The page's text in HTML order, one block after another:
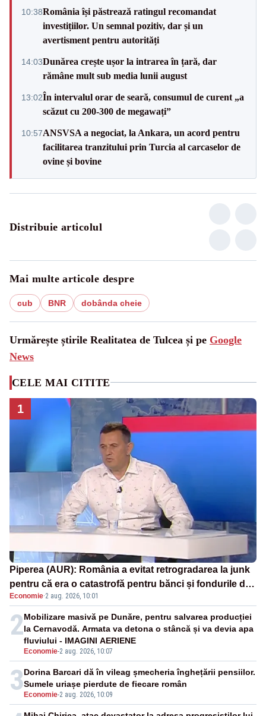
10:38România își păstrează ratingul recomandat
investițiilor. Un semnal pozitiv, dar și un
avertisment pentru autorități
14:03Dunărea crește ușor la intrarea în țară, dar
rămâne mult sub media lunii august
13:02În intervalul orar de seară, consumul de curent „a
scăzut cu 200-300 de megawați”
10:57ANSVSA a negociat, la Ankara, un acord pentru
facilitarea tranzitului prin Turcia al carcaselor de
ovine și bovine
Distribuie articolul
Mai multe articole despre
cub BNR dobânda cheie
Urmărește știrile Realitatea de Tulcea și pe Google
News
CELE MAI CITITE
1
Piperea (AUR): România a evitat retrogradarea la junk
pentru că era o catastrofă pentru bănci și fondurile de
pensii
Economie·2 aug. 2026, 10:01
2
Economie-2 aug. 2026, 10:07
Mobilizare masivă pe Dunăre, pentru salvarea producției
la Cernavodă. Armata va detona o stâncă și va devia apa
fluviului - IMAGINI AERIENE
3 Economie-2 aug. 2026, 10:09
Dorina Barcari dă în vileag șmecheria înghețării pensiilor.
Sumele uriașe pierdute de fiecare român